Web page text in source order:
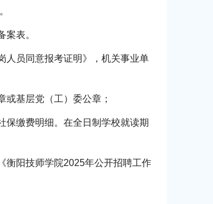
表。
人员同意报考证明》，机关事业单
或基层党（工）委公章；
保缴费明细。在全日制学校就读期
衡阳技师学院2025年公开招聘工作